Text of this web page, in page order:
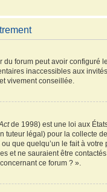
forum peut avoir configuré
inaccessibles aux
vivement conseillée.
de 1998) est une loi aux
tuteur légal) pour la collecte
que quelqu’un le fait à
et ne sauraient être
ce forum ? ».